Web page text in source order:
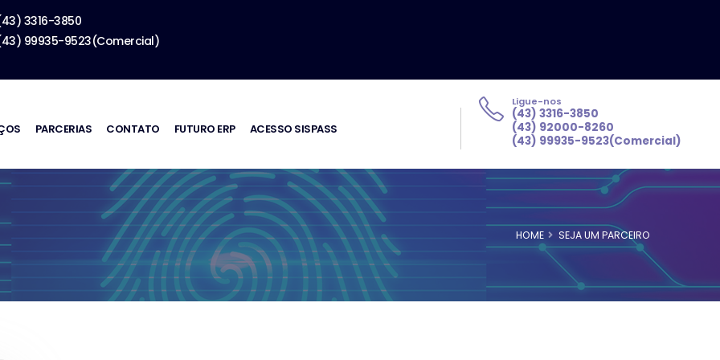
3316-3850
99935-9523(Comercial)
PARCERIAS CONTATO FUTURO ERP ACESSO SISPASS
Ligue-nos
(43) 3316-3850
(43) 92000-8260
(43) 99935-9523(Comercial)
HOME SEJA UM PARCEIRO